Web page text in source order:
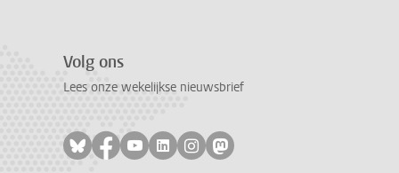
Volg ons
Lees onze wekelijkse nieuwsbrief
Volg ons op bluesky
Volg ons op facebook
Volg ons op youtube
Volg ons op linkedin
Volg ons op instagram
Volg ons op mastodon